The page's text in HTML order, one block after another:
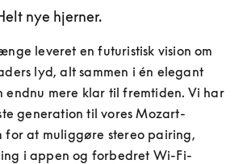
nye hjerner.
leveret en futuristisk vision om
lyd, alt sammen i én elegant
endnu mere klar til fremtiden. Vi har
generation til vores Mozart-
for at muliggøre stereo pairing,
i appen og forbedret Wi-Fi-